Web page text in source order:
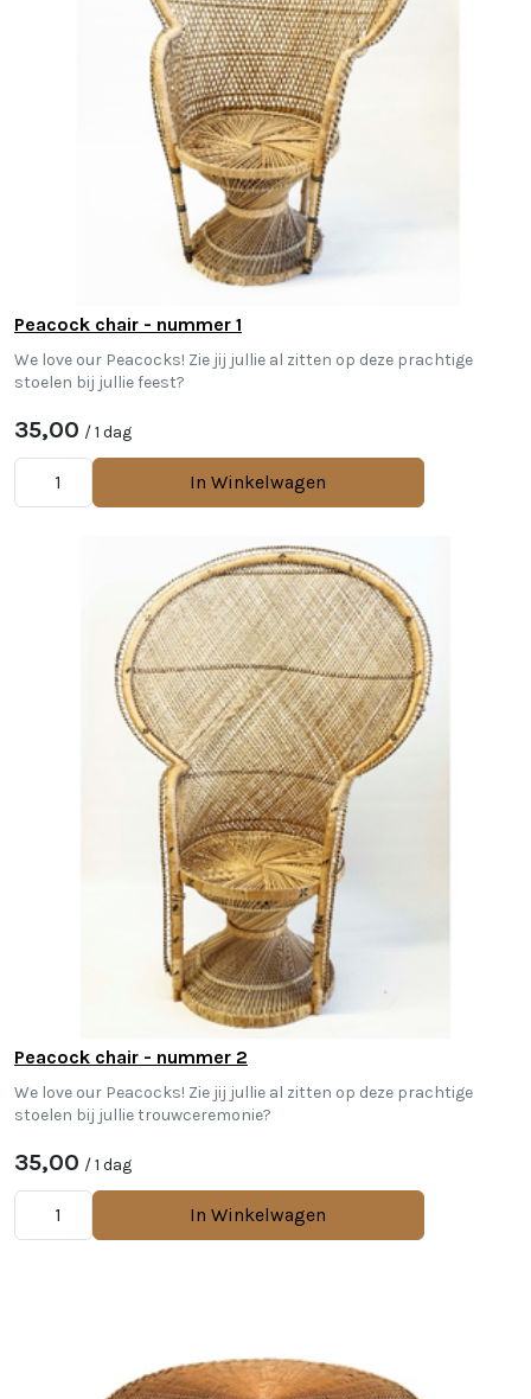
Peacock chair - nummer 1
We love our Peacocks! Zie jij jullie al zitten op deze prachtige
stoelen bij jullie feest?
35,00 / 1 dag
In Winkelwagen
Peacock chair - nummer 2
We love our Peacocks! Zie jij jullie al zitten op deze prachtige
stoelen bij jullie trouwceremonie?
35,00 / 1 dag
In Winkelwagen